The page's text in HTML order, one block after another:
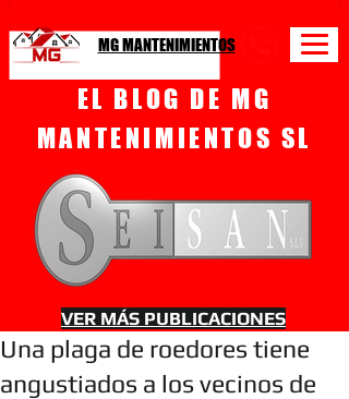
MG MANTENIMIENTOS
EL BLOG DE MG
MANTENIMIENTOS SL
VER MÁS PUBLICACIONES
Una plaga de roedores tiene
angustiados a los vecinos de